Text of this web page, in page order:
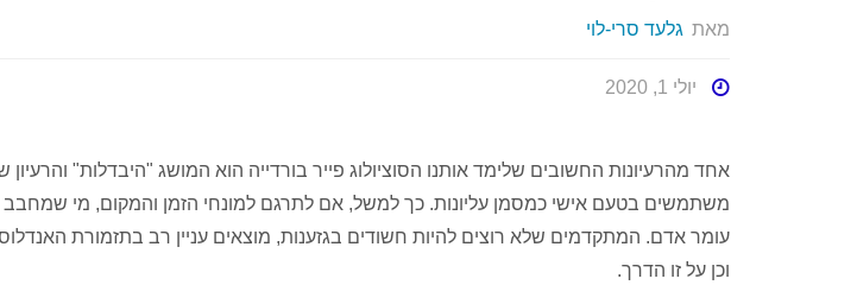
מאת גלעד סרי-לוי
יולי 1, 2020
אחד מהרעיונות החשובים שלימד אותנו הסוציולוג פייר בורדייה הוא המושג "היבדלות"
משתמשים בטעם אישי כמסמן עליונות. כך למשל, אם לתרגם למונחי הזמן והמקום, מי שמחבב
עומר אדם. המתקדמים שלא רוצים להיות חשודים בגזענות, מוצאים עניין רב בתזמורת
וכן על זו הדרך.